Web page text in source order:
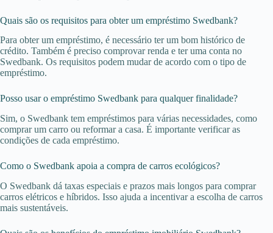
Quais são os requisitos para obter um empréstimo Swedbank?
Para obter um empréstimo, é necessário ter um bom histórico de
crédito. Também é preciso comprovar renda e ter uma conta no
Swedbank. Os requisitos podem mudar de acordo com o tipo de
empréstimo.
Posso usar o empréstimo Swedbank para qualquer finalidade?
Sim, o Swedbank tem empréstimos para várias necessidades, como
comprar um carro ou reformar a casa. É importante verificar as
condições de cada empréstimo.
Como o Swedbank apoia a compra de carros ecológicos?
O Swedbank dá taxas especiais e prazos mais longos para comprar
carros elétricos e híbridos. Isso ajuda a incentivar a escolha de carros
mais sustentáveis.